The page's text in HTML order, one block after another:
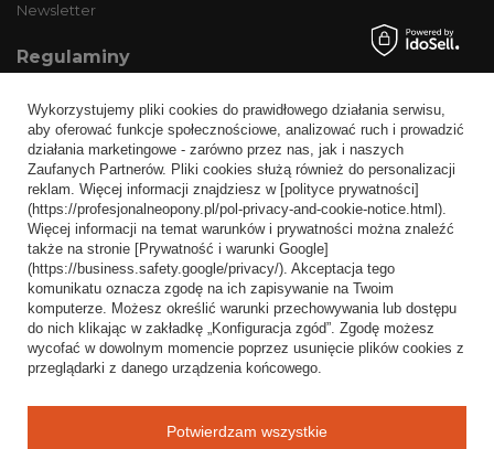
Newsletter
Regulaminy
Wysyłka
Sposoby płatności i prowizje
Regulamin
Polityka prywatności
Odstąpienie od umowy
Popularne kategorie
Opony bezdętkowe
Opony dętkowe
Wykorzystujemy pliki cookies do prawidłowego działania serwisu,
aby oferować funkcje społecznościowe, analizować ruch i prowadzić
działania marketingowe - zarówno przez nas, jak i naszych
Zaufanych Partnerów. Pliki cookies służą również do personalizacji
reklam. Więcej informacji znajdziesz w [polityce prywatności]
(https://profesjonalneopony.pl/pol-privacy-and-cookie-notice.html).
Więcej informacji na temat warunków i prywatności można znaleźć
także na stronie [Prywatność i warunki Google]
(https://business.safety.google/privacy/). Akceptacja tego
komunikatu oznacza zgodę na ich zapisywanie na Twoim
komputerze. Możesz określić warunki przechowywania lub dostępu
do nich klikając w zakładkę „Konfiguracja zgód”. Zgodę możesz
wycofać w dowolnym momencie poprzez usunięcie plików cookies z
przeglądarki z danego urządzenia końcowego.
Potwierdzam wszystkie